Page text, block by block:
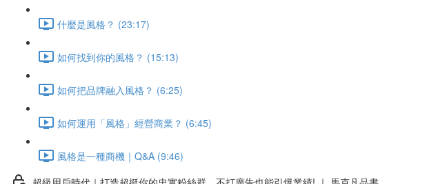
什麼是風格？ (23:17)
如何找到你的風格？ (15:13)
如何把品牌融入風格？ (6:25)
如何運用「風格」經營商業？ (6:45)
風格是一種商機｜Q&A (9:46)